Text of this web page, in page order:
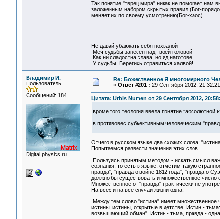
Так понятие "тврец мира" никак не помогает нам
заложенным набором скрытых правил (Бог-
меняет их по своему усмотрению(Бог-хаос).
Не давай убаюкать себя похвалой -
Меч судьбы занесен над твоей головой.
Как ни сладостна слава, но яд наготове
У судьбы. Берегись отравиться халвой!
Владимир И.
Пользователь
Сообщений: 184
Digital physics.ru
Re: Божественное Я многомерного
« Ответ #201 : 29 Сентября 2012,
Цитата: Urbis Numen от 29 Сентября 2012,
Кроме того теология ввела понятие
в противовес субьективным человеческим
Отчего в русском языке два схожих слова:
Попытаемся развести значения этих слов.
Пользуясь принятым методом - искать смысл
сознания, то есть в языке, отметим такую
правда", "правда о войне 1812 года", "правда о
должно бы существовать и множественное число
Множественное от "правда" практически не
На всех и на все случаи жизни одна.
Между тем слово "истина" имеет множественное
истины, истины, открытые в детстве. Истин -
возвышающий обман". Истин - тьма, правда -